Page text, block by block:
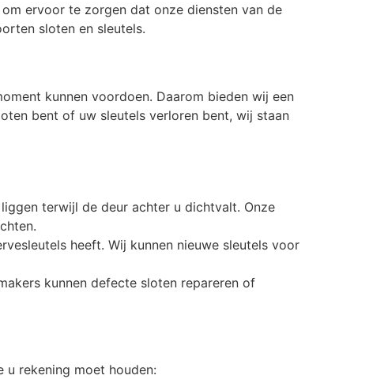
ervoor te zorgen dat onze diensten van de
sloten en sleutels.
kunnen voordoen. Daarom bieden wij een
bent of uw sleutels verloren bent, wij staan
terwijl de deur achter u dichtvalt. Onze
heeft. Wij kunnen nieuwe sleutels voor
kunnen defecte sloten repareren of
u rekening moet houden: